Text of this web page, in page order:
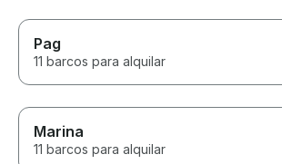
Pag
11 barcos para alquilar
Marina
11 barcos para alquilar